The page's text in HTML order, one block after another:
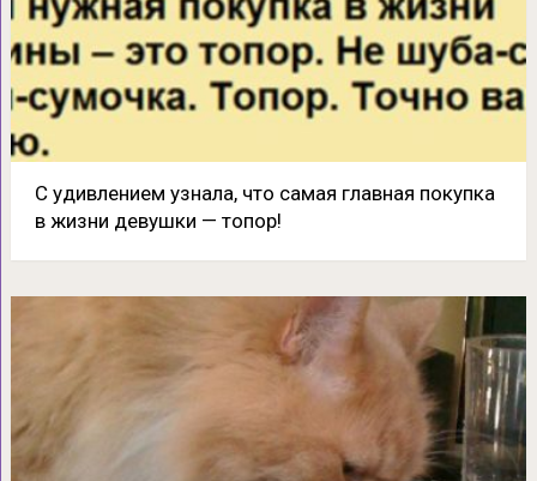
С удивлением узнала, что самая главная покупка
в жизни девушки — топор!